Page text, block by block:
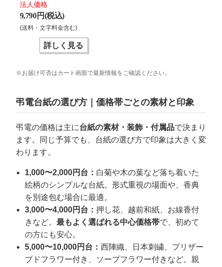
法人価格
9,790 円(税込)
(送料・文字料金含む)
詳しく見る
※お届け可否はカート画面で最新情報をご確認ください。
弔電台紙の選び方｜価格帯ごとの素材と印象
弔電の価格は主に台紙の素材・装飾・付属品で決まり
ます。同じ予算でも、台紙の選び方で印象は大きく変
わります。
1,000〜2,000円台： 白菊や木の葉など落ち着いた
絵柄のシンプルな台紙。形式重視の場面や、香典
を別途包む場合に最適。
3,000〜4,000円台： 押し花、越前和紙、お線香付
きなど。 最もよく選ばれる中心価格帯で、初めて
の方にも安心。
5,000〜10,000円台： 西陣織、日本刺繍、プリザー
ブドフラワー付き、ソープフラワー付きなど。親